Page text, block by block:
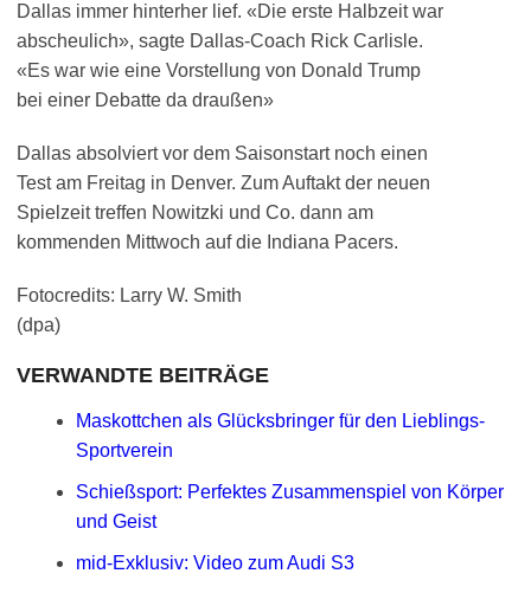
Dallas immer hinterher lief. «Die erste Halbzeit war
abscheulich», sagte Dallas-Coach Rick Carlisle.
«Es war wie eine Vorstellung von Donald Trump
bei einer Debatte da draußen»
Dallas absolviert vor dem Saisonstart noch einen
Test am Freitag in Denver. Zum Auftakt der neuen
Spielzeit treffen Nowitzki und Co. dann am
kommenden Mittwoch auf die Indiana Pacers.
Fotocredits: Larry W. Smith
(dpa)
VERWANDTE BEITRÄGE
Maskottchen als Glücksbringer für den Lieblings-
Sportverein
Schießsport: Perfektes Zusammenspiel von Körper
und Geist
mid-Exklusiv: Video zum Audi S3